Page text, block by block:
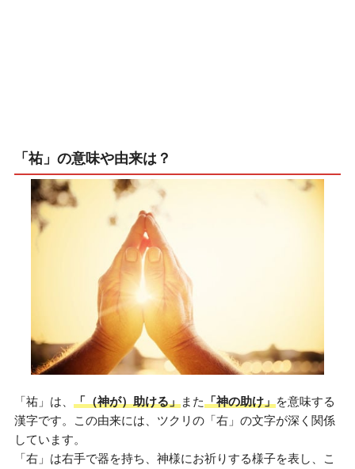
「祐」の意味や由来は？
「祐」は、 「（神が）助ける」また「神の助け」を意味する
漢字です。この由来には、ツクリの「右」の文字が深く関係
しています。
「右」は右手で器を持ち、神様にお祈りする様子を表し、こ